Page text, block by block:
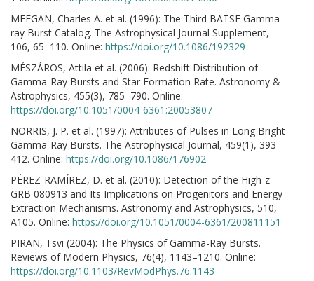
MEEGAN, Charles A. et al. (1996): The Third BATSE Gamma-
ray Burst Catalog. The Astrophysical Journal Supplement,
106, 65–110. Online: https://doi.org/10.1086/192329
MÉSZÁROS, Attila et al. (2006): Redshift Distribution of
Gamma-Ray Bursts and Star Formation Rate. Astronomy &
Astrophysics, 455(3), 785–790. Online:
https://doi.org/10.1051/0004-6361:20053807
NORRIS, J. P. et al. (1997): Attributes of Pulses in Long Bright
Gamma-Ray Bursts. The Astrophysical Journal, 459(1), 393–
412. Online: https://doi.org/10.1086/176902
PÉREZ-RAMÍREZ, D. et al. (2010): Detection of the High-z
GRB 080913 and Its Implications on Progenitors and Energy
Extraction Mechanisms. Astronomy and Astrophysics, 510,
A105. Online: https://doi.org/10.1051/0004-6361/200811151
PIRAN, Tsvi (2004): The Physics of Gamma-Ray Bursts.
Reviews of Modern Physics, 76(4), 1143–1210. Online:
https://doi.org/10.1103/RevModPhys.76.1143